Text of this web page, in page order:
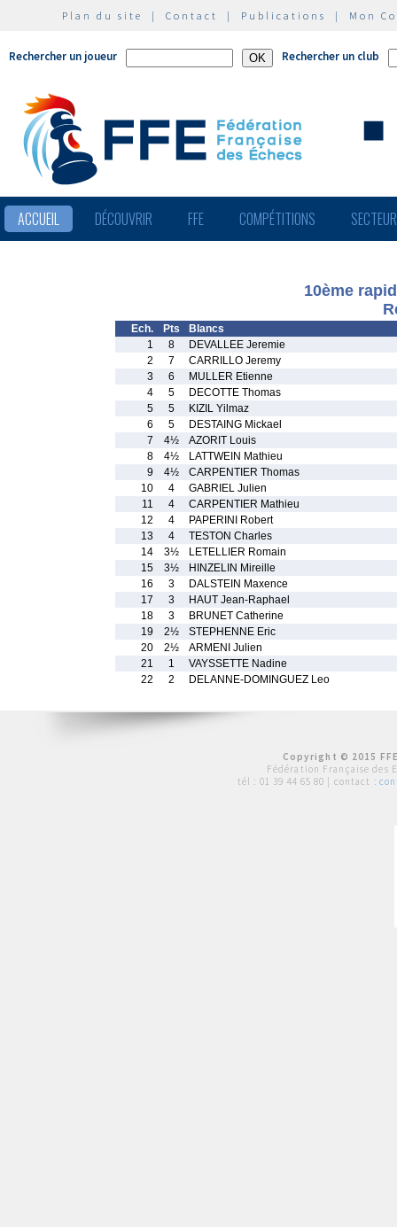
Plan du site | Contact | Publications | Mon
Rechercher un joueur Rechercher un club
ACCUEIL DÉCOUVRIR FFE COMPÉTITIONS
10ème
Ech. Pts
Blancs
1
8
DEVALLEE Jeremie
2
7
CARRILLO Jeremy
3
6
MULLER Etienne
4
5
DECOTTE Thomas
5
5
KIZIL Yilmaz
6
5
DESTAING Mickael
7
4½
AZORIT Louis
8
4½
LATTWEIN Mathieu
9
4½
CARPENTIER Thomas
10
4
GABRIEL Julien
11
4
CARPENTIER Mathieu
12
4
PAPERINI Robert
13
4
TESTON Charles
14
3½
LETELLIER Romain
15
3½
HINZELIN Mireille
16
3
DALSTEIN Maxence
17
3
HAUT Jean-Raphael
18
3
BRUNET Catherine
19
2½
STEPHENNE Eric
20
2½
ARMENI Julien
21
1
VAYSSETTE Nadine
22
2 DELANNE-DOMINGUEZ Leo
Copyright © 2015
Fédération Française des
tél : 01 39 44 65 80 | contact :